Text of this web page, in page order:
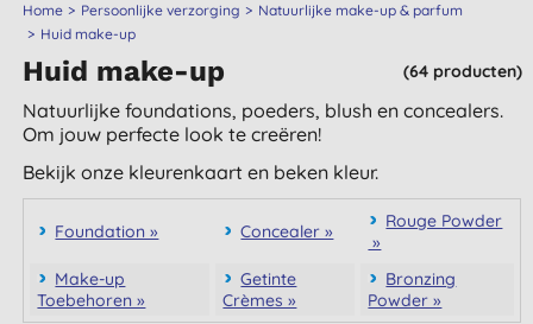
Home Persoonlijke verzorging
Natuurlijke make-up & parfum
Huid make-up
(64 producten)
Huid make-up
Natuurlijke foundations, poeders, blush en concealers.
Om jouw perfecte look te creëren!
Bekijk onze kleurenkaart en beken kleur.
Foundation » Concealer »
Rouge Powder
»
Make-up
Toebehoren »
Getinte
Crèmes »
Bronzing
Powder »